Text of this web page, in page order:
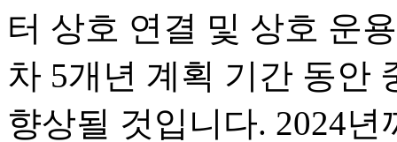
터 상호 연결 및 상호 운
차 5개년 계획 기간 동안
향상될 것입니다. 2024